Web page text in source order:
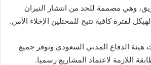
وهي مصممة للحد من انتشار النيران
لفترة كافية تتيح للمحتلين الإخلاء الآمن.
هيئة الدفاع المدني السعودي وتوفر جميع
اللازمة لاعتماد المشاريع رسميا.